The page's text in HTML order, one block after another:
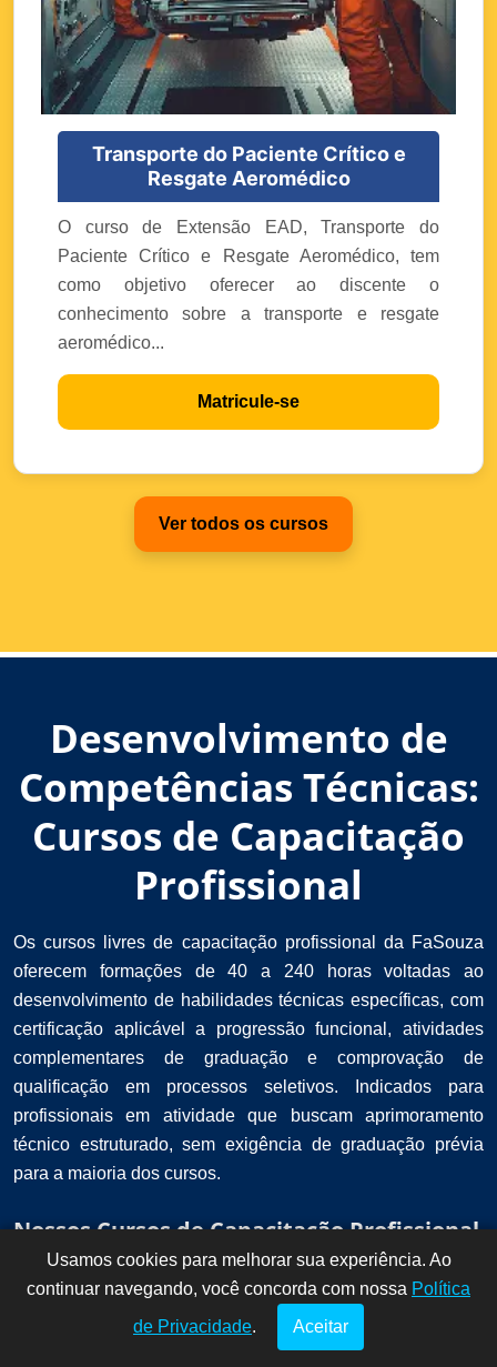
Transporte do Paciente Crítico e
Resgate Aeromédico
O curso de Extensão EAD, Transporte do
Paciente Crítico e Resgate Aeromédico, tem
como objetivo oferecer ao discente o
conhecimento sobre a transporte e resgate
aeromédico...
Matricule-se
Ver todos os cursos
Desenvolvimento de
Competências Técnicas:
Cursos de Capacitação
Profissional
Os cursos livres de capacitação profissional da FaSouza
oferecem formações de 40 a 240 horas voltadas ao
desenvolvimento de habilidades técnicas específicas, com
certificação aplicável a progressão funcional, atividades
complementares de graduação e comprovação de
qualificação em processos seletivos. Indicados para
profissionais em atividade que buscam aprimoramento
técnico estruturado, sem exigência de graduação prévia
para a maioria dos cursos.
Nossos Cursos de Capacitação Profissional
!
Dúvidas? Fale
conosco por
aqui!
Usamos cookies para melhorar sua experiência. Ao
continuar navegando, você concorda com nossa Política
de Privacidade. Aceitar